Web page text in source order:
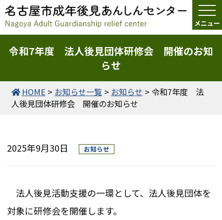
令和7年度 法人後見団体研修会 開催のお知
らせ
HOME > お知らせ一覧 > お知らせ > 令和7年度 法
人後見団体研修会 開催のお知らせ
2025年9月30日 お知らせ
法人後見活動支援の一環として、法人後見団体を
対象に研修会を開催します。